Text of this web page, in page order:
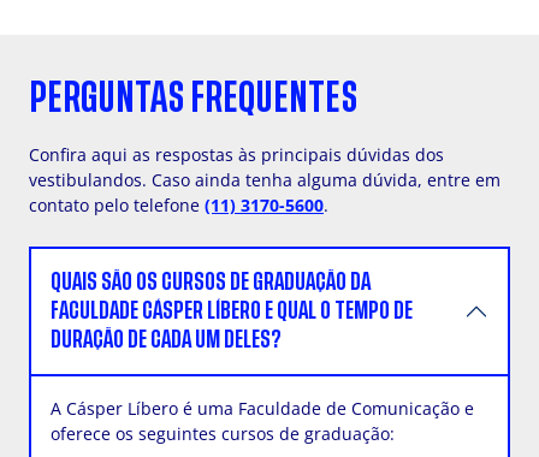
PERGUNTAS FREQUENTES
Confira aqui as respostas às principais dúvidas dos
vestibulandos. Caso ainda tenha alguma dúvida, entre em
contato pelo telefone (11) 3170-5600.
QUAIS SÃO OS CURSOS DE GRADUAÇÃO DA
FACULDADE CÁSPER LÍBERO E QUAL O TEMPO DE
DURAÇÃO DE CADA UM DELES?
A Cásper Líbero é uma Faculdade de Comunicação e
oferece os seguintes cursos de graduação: